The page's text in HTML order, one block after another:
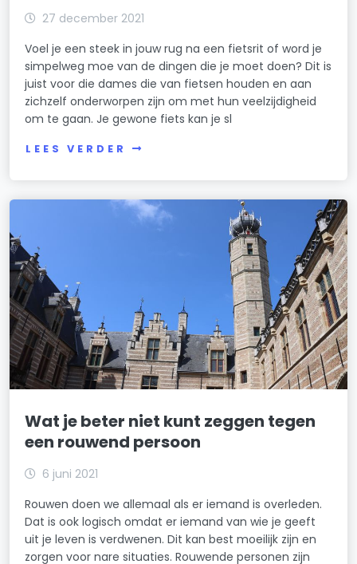
27 december 2021
Voel je een steek in jouw rug na een fietsrit of word je
simpelweg moe van de dingen die je moet doen? Dit is
juist voor die dames die van fietsen houden en aan
zichzelf onderworpen zijn om met hun veelzijdigheid
om te gaan. Je gewone fiets kan je sl
LEES VERDER
Wat je beter niet kunt zeggen tegen
een rouwend persoon
6 juni 2021
Rouwen doen we allemaal als er iemand is overleden.
Dat is ook logisch omdat er iemand van wie je geeft
uit je leven is verdwenen. Dit kan best moeilijk zijn en
zorgen voor nare situaties. Rouwende personen zijn